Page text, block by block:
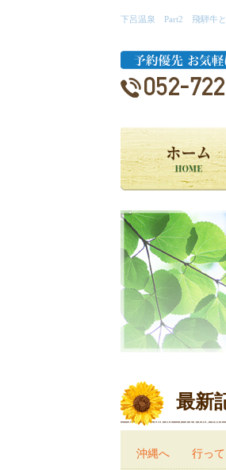
下呂温泉 Part2 飛騨牛と
最新
沖縄へ 行って